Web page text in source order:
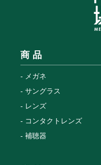
商 品
メガネ
サングラス
レンズ
コンタクトレンズ
補聴器